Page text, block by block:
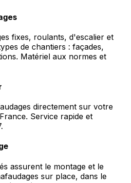
fixes, roulants, d'escalier et
de chantiers : façades,
Matériel aux normes et
directement sur votre
Service rapide et
assurent le montage et le
sur place, dans le